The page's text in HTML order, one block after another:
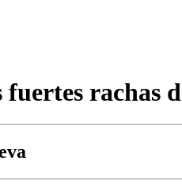
rachas